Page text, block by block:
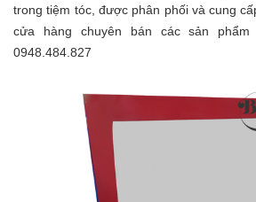
trong tiệm tóc, được phân phối và cung
cửa hàng chuyên bán các sản
0948.484.827